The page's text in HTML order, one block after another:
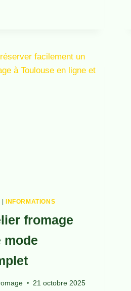
INFORMATIONS
fromage
mode
21 octobre 2025